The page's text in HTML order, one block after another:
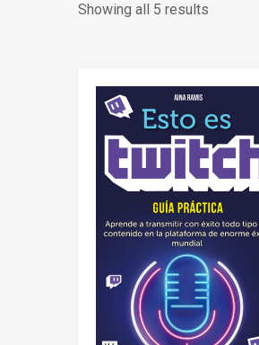
Showing all 5 results